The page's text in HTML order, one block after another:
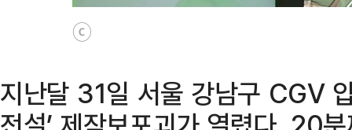
ⓒ
지난달 31일 서울 강남구 CGV